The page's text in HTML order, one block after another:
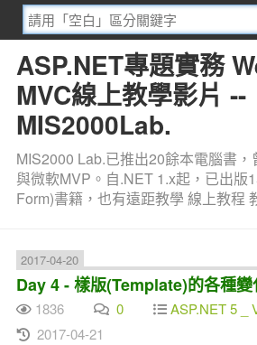
ASP.NET專題實務
MVC線上教學影片 --
MIS2000Lab.
MIS2000 Lab.已推出20餘本電腦書
與微軟MVP。自.NET 1.x起，已出版
Form)書籍，也有遠距教學 線上教程
2017-04-20
Day 4 - 樣版(Template)的各種
1836 0
ASP.NET 5 _
2017-04-21